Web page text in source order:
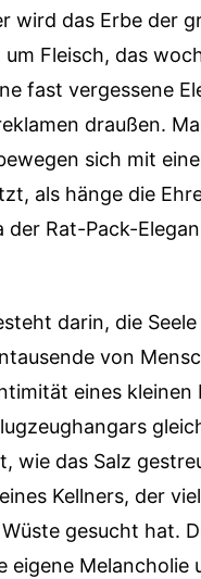
wird das Erbe der
Fleisch, das
fast vergessene
draußen.
sich mit
als hänge die
der Rat-Pack-
darin, die
von
eines kleinen
wie das Salz
Kellners, der
gesucht hat.
Melancholie